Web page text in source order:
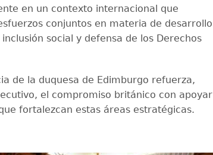
en un contexto internacional que
conjuntos en materia de desarrollo
social y defensa de los Derechos
de la duquesa de Edimburgo refuerza,
el compromiso británico con apoyar
fortalezcan estas áreas estratégicas.